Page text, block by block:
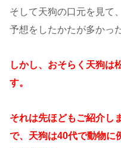
そして天狗の口元を見て
予想をしたかたが多かっ
しかし、おそらく天狗は
す。
それは先ほどもご紹介し
で、天狗は40代で動物に